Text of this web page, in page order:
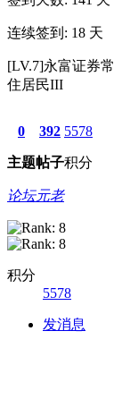
连续签到: 18 天
[LV.7]永富证券常
住居民III
0
主题
392
帖子
5578
积分
论坛元老
积分
5578
发消息